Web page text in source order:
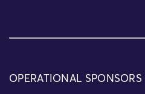
OPERATIONAL SPONSORS